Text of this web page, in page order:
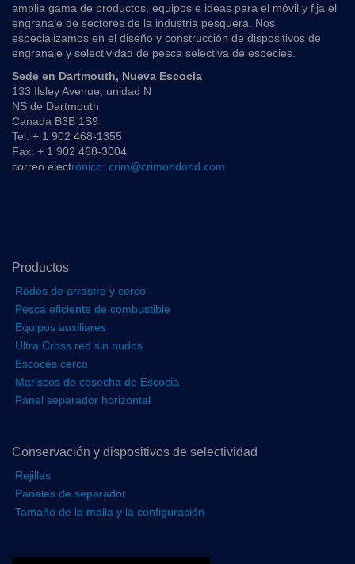
amplia gama de productos, equipos e ideas para el móvil y fija el
engranaje de sectores de la industria pesquera. Nos
especializamos en el diseño y construcción de dispositivos de
engranaje y selectividad de pesca selectiva de especies.
Sede en Dartmouth, Nueva Escocia
133 Ilsley Avenue, unidad N
NS de Dartmouth
Canada B3B 1S9
Tel: + 1 902 468-1355
Fax: + 1 902 468-3004
correo electrónico: crim@crimondond.com
Productos
Redes de arrastre y cerco
Pesca eficiente de combustible
Equipos auxiliares
Ultra Cross red sin nudos
Escocés cerco
Mariscos de cosecha de Escocia
Panel separador horizontal
Conservación y dispositivos de selectividad
Rejillas
Paneles de separador
Tamaño de la malla y la configuración